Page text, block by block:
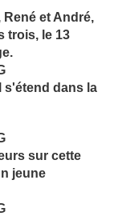
et André,
trois, le 13
s'étend dans la
sur cette
jeune